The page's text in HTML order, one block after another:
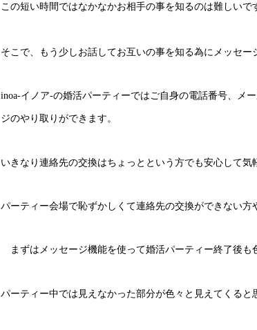
この短い時間ではなかなかお相手の事を知るのは難しいで
そこで、もう少しお話してお互いの事を知る為にメッセー
inoa-イノア-の婚活パーティーではご自身の電話番号、メ
ジのやり取りができます。
いきなり連絡先の交換はちょっとという方でも安心して気
パーティー会場で恥ずかしくて連絡先の交換ができない方
まずはメッセージ機能を使って婚活パーティー終了後も
パーティー中では見えなかった部分が色々と見えてくると